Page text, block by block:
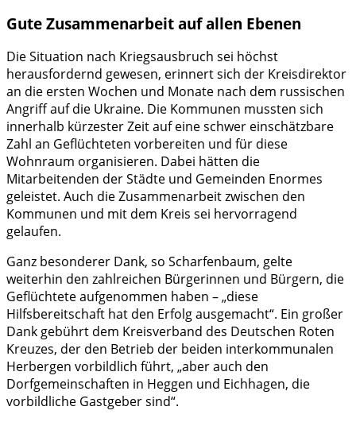
Gute Zusammenarbeit auf allen Ebenen
Die Situation nach Kriegsausbruch sei höchst
herausfordernd gewesen, erinnert sich der Kreisdirektor
an die ersten Wochen und Monate nach dem russischen
Angriff auf die Ukraine. Die Kommunen mussten sich
innerhalb kürzester Zeit auf eine schwer einschätzbare
Zahl an Geflüchteten vorbereiten und für diese
Wohnraum organisieren. Dabei hätten die
Mitarbeitenden der Städte und Gemeinden Enormes
geleistet. Auch die Zusammenarbeit zwischen den
Kommunen und mit dem Kreis sei hervorragend
gelaufen.
Ganz besonderer Dank, so Scharfenbaum, gelte
weiterhin den zahlreichen Bürgerinnen und Bürgern, die
Geflüchtete aufgenommen haben – „diese
Hilfsbereitschaft hat den Erfolg ausgemacht“. Ein großer
Dank gebührt dem Kreisverband des Deutschen Roten
Kreuzes, der den Betrieb der beiden interkommunalen
Herbergen vorbildlich führt, „aber auch den
Dorfgemeinschaften in Heggen und Eichhagen, die
vorbildliche Gastgeber sind“.